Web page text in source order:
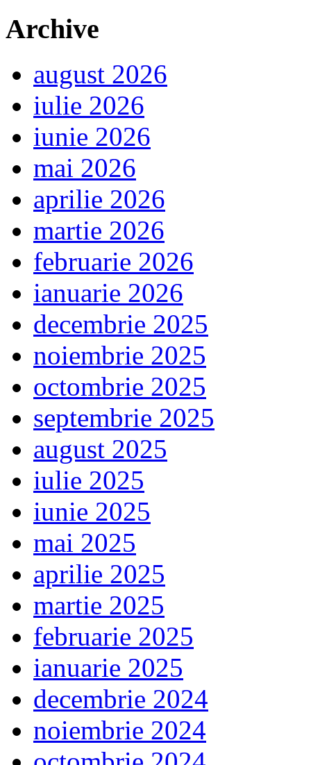
Archive
august 2026
iulie 2026
iunie 2026
mai 2026
aprilie 2026
martie 2026
februarie 2026
ianuarie 2026
decembrie 2025
noiembrie 2025
octombrie 2025
septembrie 2025
august 2025
iulie 2025
iunie 2025
mai 2025
aprilie 2025
martie 2025
februarie 2025
ianuarie 2025
decembrie 2024
noiembrie 2024